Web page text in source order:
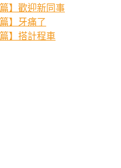
】歡迎新同事
】牙痛了
】搭計程車